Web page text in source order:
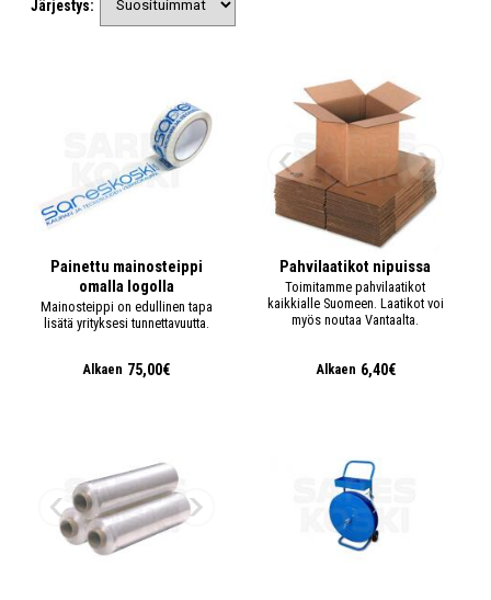
Järjestys:
Painettu mainosteippi
omalla logolla
Mainosteippi on edullinen tapa
lisätä yrityksesi tunnettavuutta.
Alkaen 75,00€
Pahvilaatikot nipuissa
Toimitamme pahvilaatikot
kaikkialle Suomeen. Laatikot voi
myös noutaa Vantaalta.
Alkaen 6,40€